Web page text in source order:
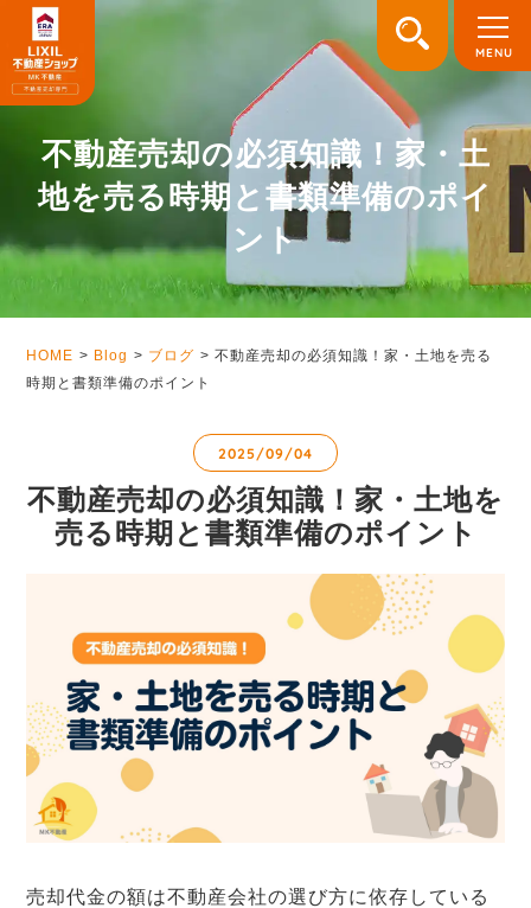
不動産売却の必須知識！家・土
地を売る時期と書類準備のポイ
ント
HOME Blog ブログ
不動産売却の必須知識！家・土地を売る
時期と書類準備のポイント
2025/09/04
不動産売却の必須知識！家・土地を
売る時期と書類準備のポイント
売却代金の額は不動産会社の選び方に依存している